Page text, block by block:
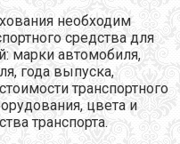
необходим
средства для
марки автомобиля,
года выпуска,
транспортного
цвета и
транспорта.